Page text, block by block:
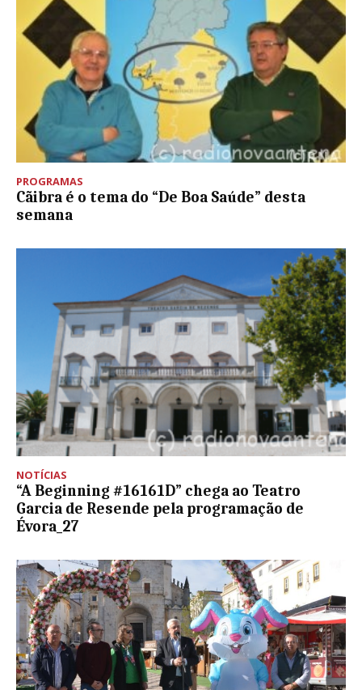
PROGRAMAS
Cãibra é o tema do “De Boa Saúde” desta
semana
NOTÍCIAS
“A Beginning #16161D” chega ao Teatro
Garcia de Resende pela programação de
Évora_27